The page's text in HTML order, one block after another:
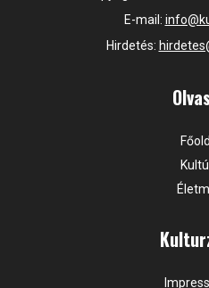
E-mail:
Hirdetés: